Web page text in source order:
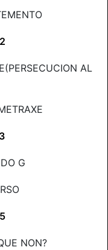
AL
G
NON?